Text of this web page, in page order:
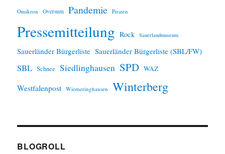
Omikron Oversum Pandemie Piraten
Pressemitteilung Rock Sauerlandmuseum
Sauerländer Bürgerliste Sauerländer Bürgerliste (SBL/FW)
SBL Schnee Siedlinghausen SPD WAZ
Westfalenpost Wiemeringhausen Winterberg
BLOGROLL